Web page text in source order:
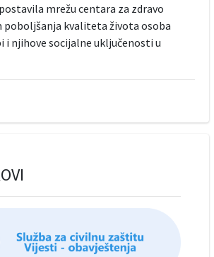
mrežu centara za zdravo
poboljšanja kvaliteta života osoba
i njihove socijalne uključenosti u